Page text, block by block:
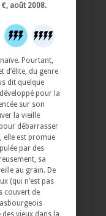
€, août 2008.
Pourtant,
d’élite, du genre
dit quelque
pour la
sur son
la vieille
débarrasser
elle est promue
par des
sa
au grain. De
(qui n’est pas
couvert de
des vieux dans la